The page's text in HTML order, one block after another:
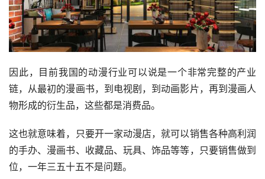
因此，目前我国的动漫行业可以说是一个非常完整的产业
链，从最初的漫画书，到电视剧，到动画影片，再到漫画人
物形成的衍生品，这些都是消费品。
这也就意味着，只要开一家动漫店，就可以销售各种高利润
的手办、漫画书、收藏品、玩具、饰品等等，只要销售做到
位，一年三五十五不是问题。